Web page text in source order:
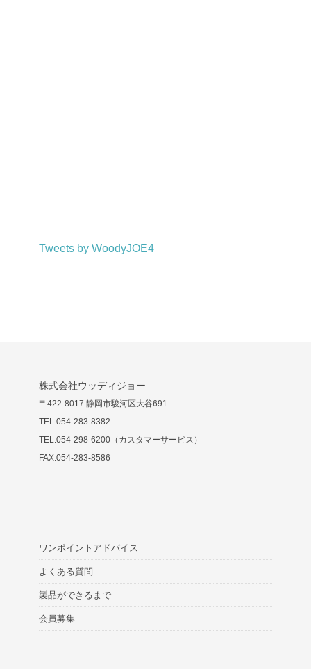
Tweets by WoodyJOE4
株式会社ウッディジョー
〒422-8017 静岡市駿河区大谷691
TEL.054-283-8382
TEL.054-298-6200（カスタマーサービス）
FAX.054-283-8586
ワンポイントアドバイス
よくある質問
製品ができるまで
会員募集